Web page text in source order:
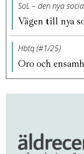
SoL – den nya
Vägen till nya
Hbtq (#1/25)
Oro och